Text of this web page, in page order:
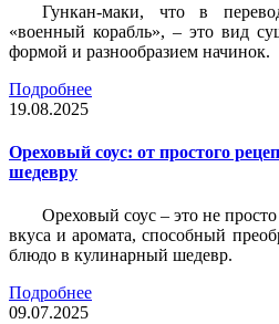
Гункан-маки, что в
«военный корабль», – это вид
формой и разнообразием начинок.
Подробнее
19.08.2025
Ореховый соус: от простого
шедевру
Ореховый соус – это не
вкуса и аромата, способный
блюдо в кулинарный шедевр.
Подробнее
09.07.2025